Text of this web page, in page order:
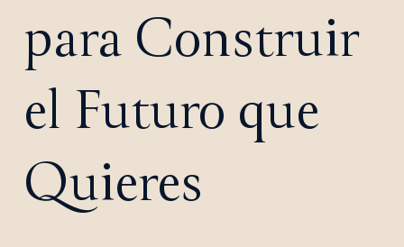
para Construir
el Futuro que
Quieres